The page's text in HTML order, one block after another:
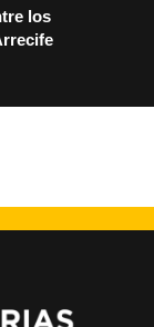
los